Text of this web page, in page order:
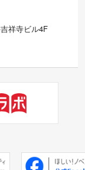
祥寺ビル4F